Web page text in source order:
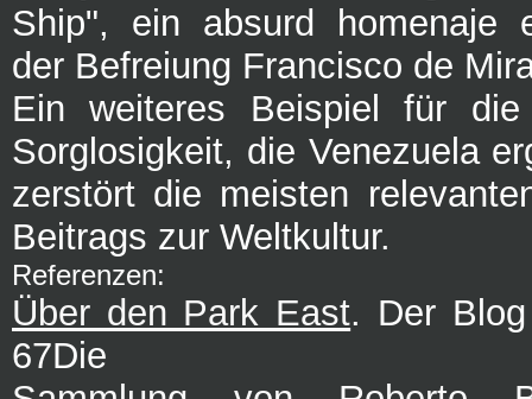
Ship", ein absurd homenaje
der Befreiung Francisco de
Ein weiteres Beispiel für
Sorglosigkeit, die Venezuela
zerstört die meisten
Beitrags zur Weltkultur.
Referenzen:
Über den Park East. Der
67Die